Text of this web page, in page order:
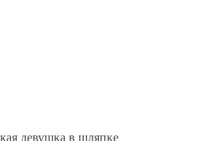
девушка в шляпке